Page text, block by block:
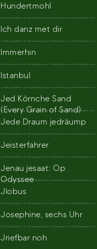
Hundertmohl
Ich danz met dir
Immerhin
Istanbul
Jed Körnche Sand
(Every Grain of Sand)
Jede Draum jedräump
Jeisterfahrer
Jenau jesaat: Op
Odyssee
Jlobus
Josephine, sechs Uhr
Jriefbar noh